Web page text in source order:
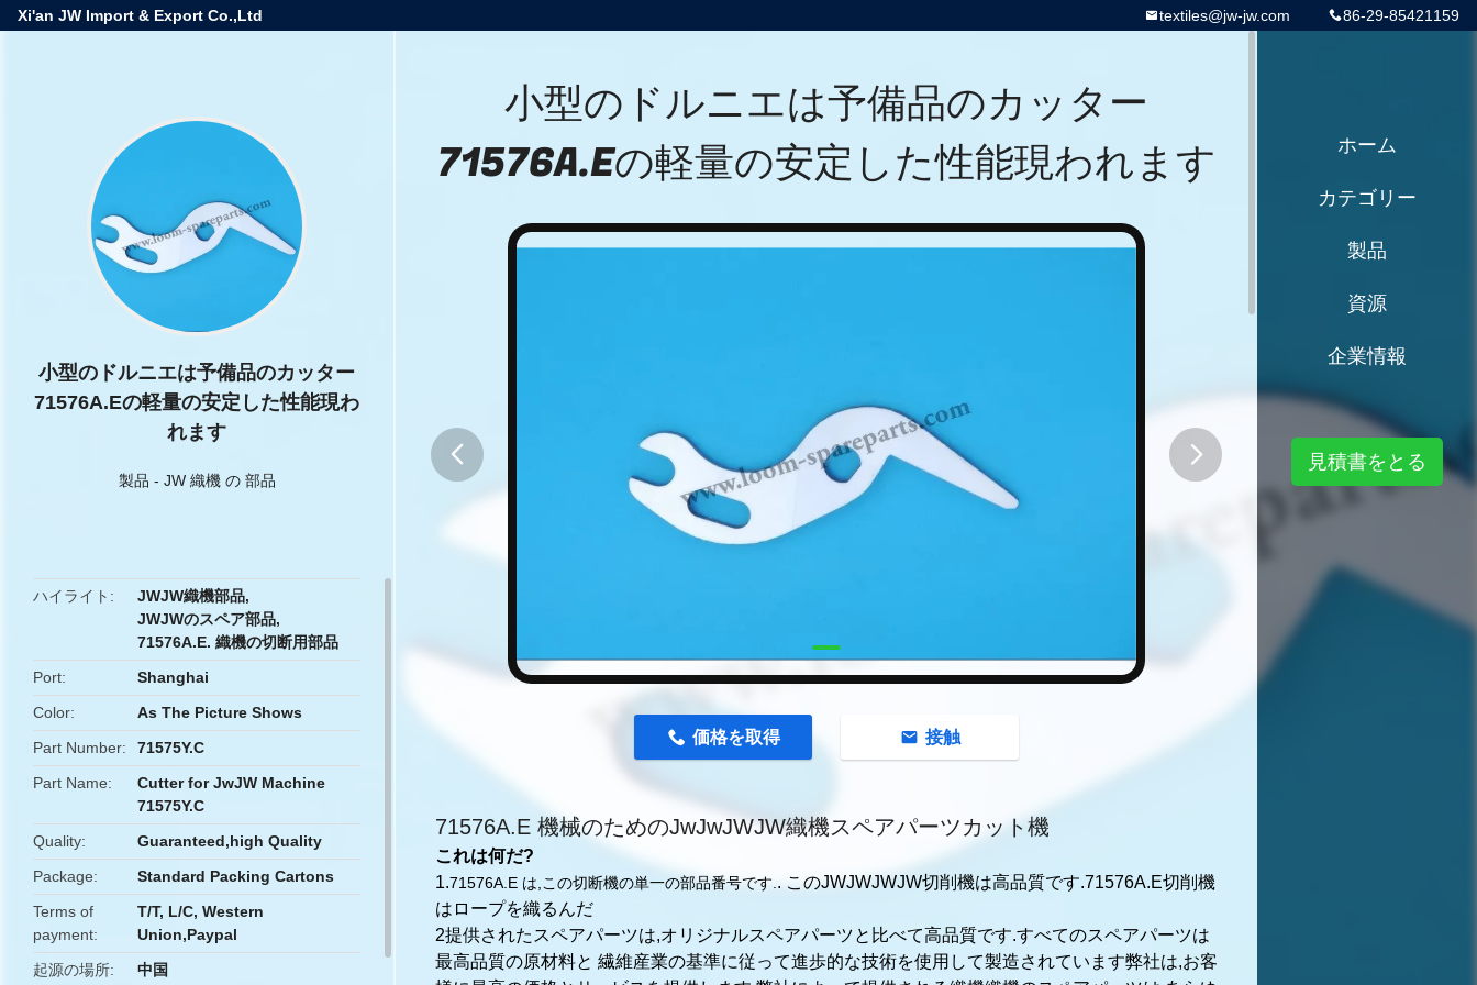
Xi'an JW Import & Export Co.,Ltd 86-29-85421159
textiles@jw-jw.com
小型のドルニエは予備品のカッター
71576A.Eの軽量の安定した性能現わ
れます
製品 - JW 織機 の 部品
ハイライト JWJW織機部品,
JWJWのスペア部品,
71576A.E. 織機の切断用部品
Port
Shanghai
Color
As The Picture Shows
Part Number
71575Y.C
Part Name
Cutter for JwJW Machine
71575Y.C
Quality
Guaranteed,high Quality
Package
Standard Packing Cartons
Terms of
payment
T/T, L/C, Western
Union,Paypal
起源の場所
中国
小型のドルニエは予備品のカッター
71576A.Eの軽量の安定した性能現われます
button
価格を取得 接触
71576A.E 機械のためのJwJwJWJW織機スペアパーツカット機
これは何だ?
1.71576A.E は,この切断機の単一の部品番号です. . このJWJWJWJW切削機は高品質です.71576A.E切削機
は ロープを織るんだ
2提供されたスペアパーツは,オリジナルスペアパーツと比べて高品質です.すべてのスペアパーツは
最高品質の原材料と 繊維産業の基準に従って進歩的な技術を使用して製造されています弊社は,お客
ホーム
カテゴリー
製品
資源
企業情報
見積書をとる